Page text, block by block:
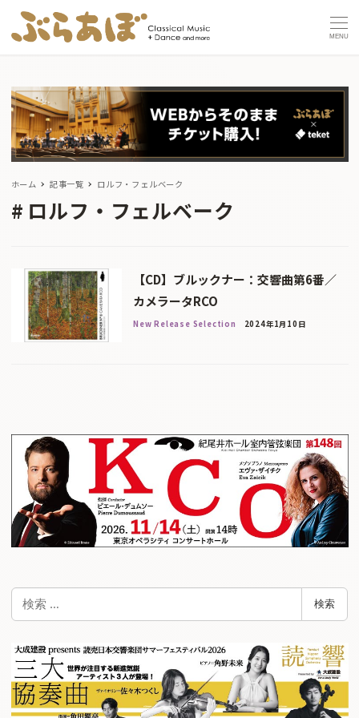
MENU
ホーム 記事一覧 ロルフ・フェルベーク
ロルフ・フェルベーク
【CD】ブルックナー：交響曲第6番／
カメラータRCO
New Release Selection 2024年1月10日
検
検索